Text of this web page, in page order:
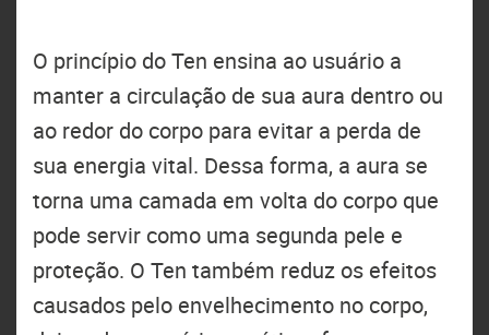
O princípio do Ten ensina ao usuário a
manter a circulação de sua aura dentro ou
ao redor do corpo para evitar a perda de
sua energia vital. Dessa forma, a aura se
torna uma camada em volta do corpo que
pode servir como uma segunda pele e
proteção. O Ten também reduz os efeitos
causados pelo envelhecimento no corpo,